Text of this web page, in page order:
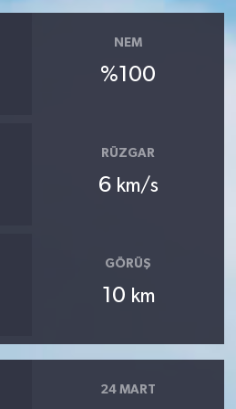
NEM
%100
RÜZGAR
6 km/s
GÖRÜŞ
10 km
24 MART